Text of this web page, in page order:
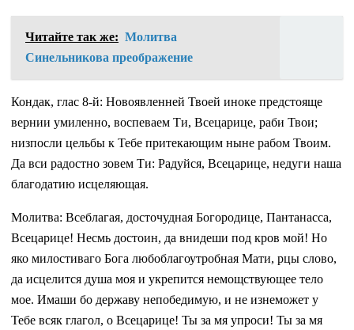
Читайте так же: Молитва
Синельникова преображение
Кондак, глас 8-й: Новоявленней Твоей иноке предстояще
вернии умиленно, воспеваем Ти, Всецарице, раби Твои;
низпосли цельбы к Тебе притекающим ныне рабом Твоим.
Да вси радостно зовем Ти: Радуйся, Всецарице, недуги наша
благодатию исцеляющая.
Молитва: Всеблагая, досточудная Богородице, Пантанасса,
Всецарице! Несмь достоин, да внидеши под кров мой! Но
яко милостиваго Бога любоблагоутробная Мати, рцы слово,
да исцелится душа моя и укрепится немощствующее тело
мое. Имаши бо державу непобедимую, и не изнеможет у
Тебе всяк глагол, о Всецарице! Ты за мя упроси! Ты за мя